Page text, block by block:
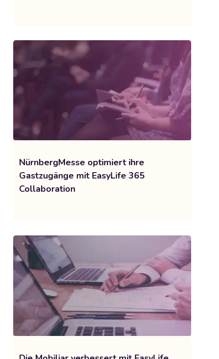
NürnbergMesse optimiert ihre
Gastzugänge mit EasyLife 365
Collaboration